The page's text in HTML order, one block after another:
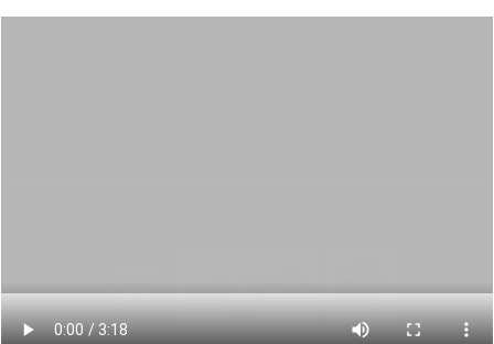
Zamówienia publiczne